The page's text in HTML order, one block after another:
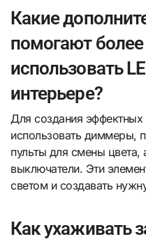
Какие
помогают
использовать
интерьере?
Для создания
использовать диммеры,
пульты для смены
выключатели. Эти
светом и создавать
Как ухаживать